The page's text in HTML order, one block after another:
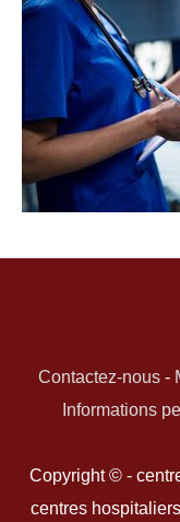
Contactez-nous-
Informations
Copyright © -
centres